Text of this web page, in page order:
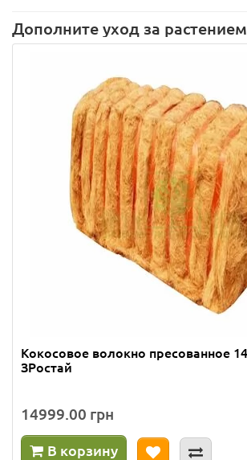
Дополните уход за растением
Кокосовое волокно пресованное
ЗРостай
14999.00 грн
В корзину